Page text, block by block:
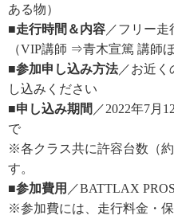
ある物）
■走行時間＆内容 ／フリー
（VIP講師 ⇒青木宣篤 講師
■参加申し込み方法／お近く
し込みください
■申し込み期間 ／2022年7月
で
※各クラス共に許容台数（
す。
■参加費用 ／BATTLAX
※参加費には、走行料金・